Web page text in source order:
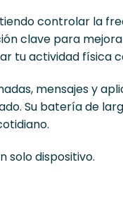
controlar la
clave para
tu actividad física
mensajes y
Su batería de
solo dispositivo.